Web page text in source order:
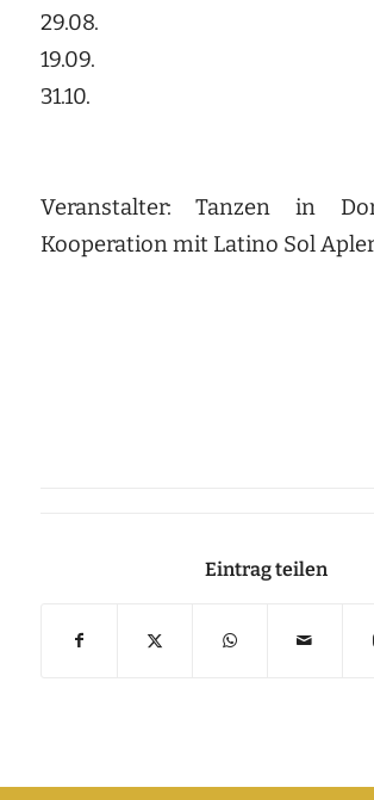
29.08.
19.09.
31.10.
Veranstalter: Tanzen in
Kooperation mit Latino Sol
Eintrag teilen